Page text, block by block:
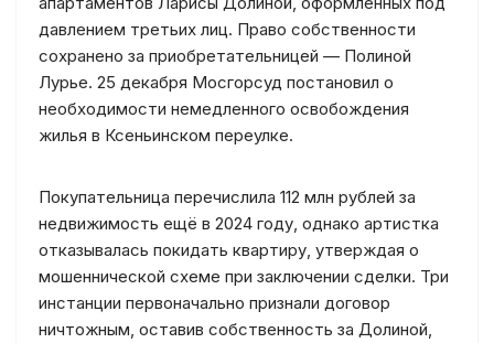
давлением третьих лиц. Право собственности
сохранено за приобретательницей — Полиной
Лурье. 25 декабря Мосгорсуд постановил о
необходимости немедленного освобождения
жилья в Ксеньинском переулке.
Покупательница перечислила 112 млн рублей за
недвижимость ещё в 2024 году, однако артистка
отказывалась покидать квартиру, утверждая о
мошеннической схеме при заключении сделки. Три
инстанции первоначально признали договор
ничтожным, оставив собственность за Долиной,